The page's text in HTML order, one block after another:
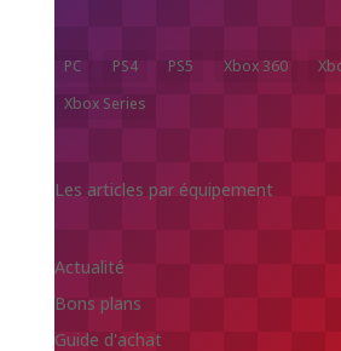
PC PS4 PS5 Xbox 360
Xbox Series
Les articles par équipement
Actualité
Bons plans
Guide d'achat